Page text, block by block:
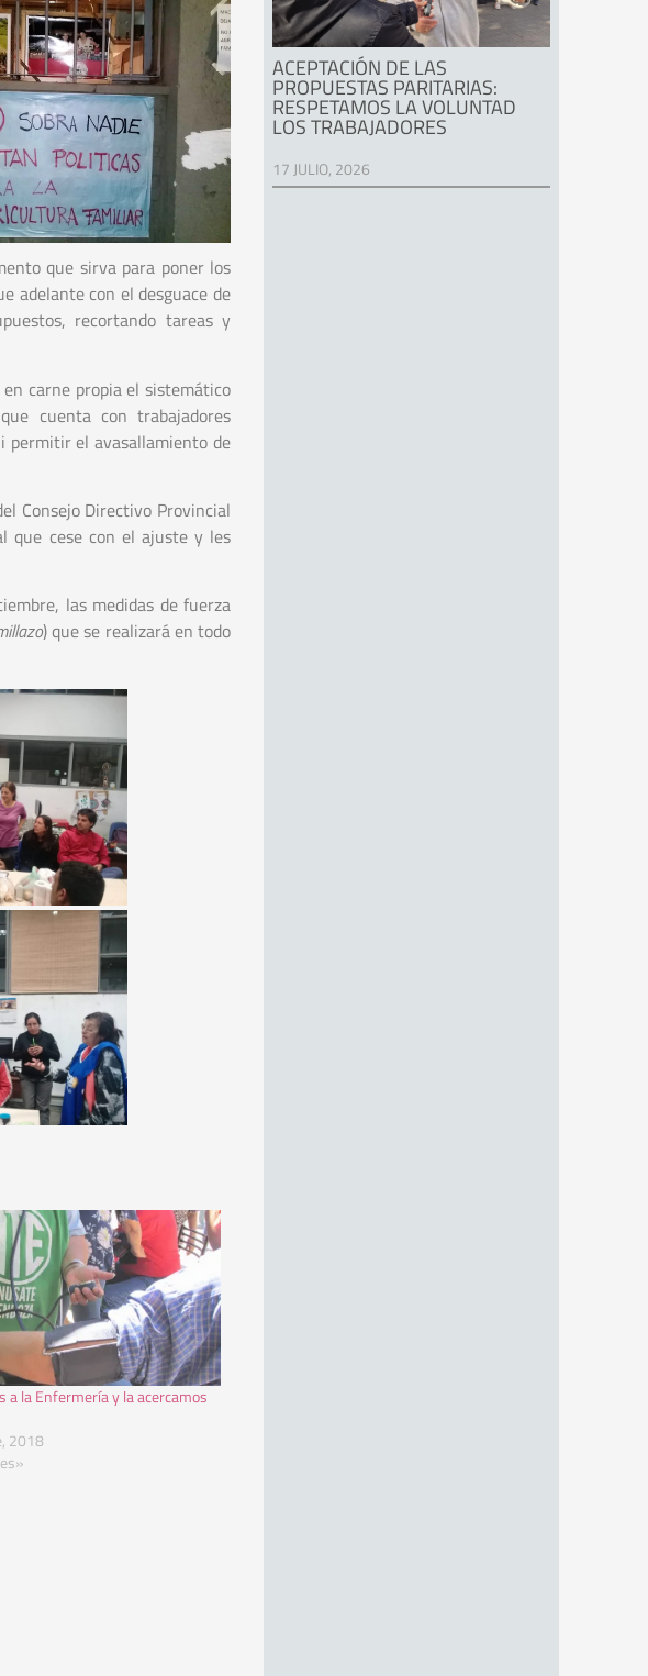
que sirva para poner los
adelante con el desguace de
recortando tareas y
carne propia el sistemático
cuenta con trabajadores
permitir el avasallamiento de
Consejo Directivo Provincial
que cese con el ajuste y les
las medidas de fuerza
) que se realizará en todo
a la Enfermería y la acercamos
2018
ACEPTACIÓN DE LAS
PROPUESTAS PARITARIAS:
RESPETAMOS LA VOLUNTAD
LOS TRABAJADORES
17 JULIO, 2026